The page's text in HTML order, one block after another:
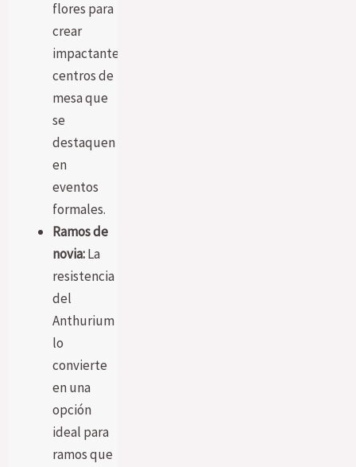
flores para
crear
impactantes
centros de
mesa que
se
destaquen
en
eventos
formales.
Ramos de
novia:La
resistencia
del
Anthurium
lo
convierte
en una
opción
ideal para
ramos que